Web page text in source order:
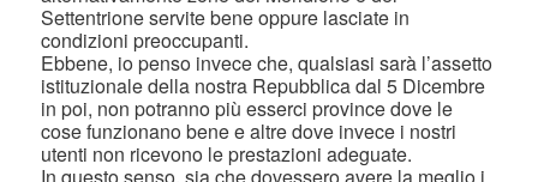
Settentrione servite bene oppure lasciate in
condizioni preoccupanti.
Ebbene, io penso invece che, qualsiasi sarà l’assetto
istituzionale della nostra Repubblica dal 5 Dicembre
in poi, non potranno più esserci province dove le
cose funzionano bene e altre dove invece i nostri
utenti non ricevono le prestazioni adeguate.